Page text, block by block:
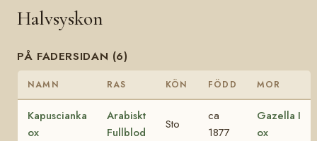
Halvsyskon
PÅ FADERSIDAN (6)
NAMN RAS KÖN FÖDD MOR
Kapuscianka
ox
Arabiskt
Fullblod
Sto
ca
1877
Gazella I
ox